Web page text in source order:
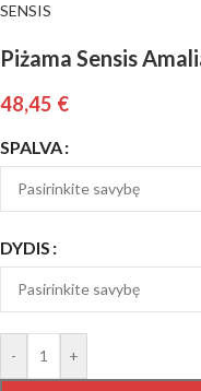
SENSIS
Piżama Sensis
48,45 €
SPALVA
DYDIS
- +